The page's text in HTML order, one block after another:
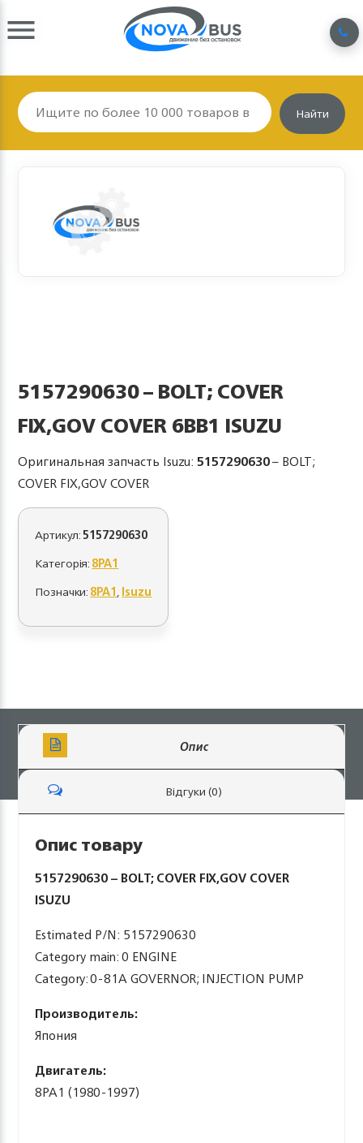
Найти
5157290630 – BOLT; COVER
FIX,GOV COVER 6BB1 ISUZU
Оригинальная запчасть Isuzu: 5157290630– BOLT;
COVER FIX,GOV COVER
Артикул:5157290630
Категорія:8PA1
Позначки:8PA1,Isuzu
Опис
Відгуки (0)
Опис товару
5157290630 – BOLT; COVER FIX,GOV COVER
ISUZU
Estimated P/N: 5157290630
Category main: 0 ENGINE
Category: 0-81A GOVERNOR; INJECTION PUMP
Производитель:
Япония
Двигатель:
8PA1 (1980-1997)